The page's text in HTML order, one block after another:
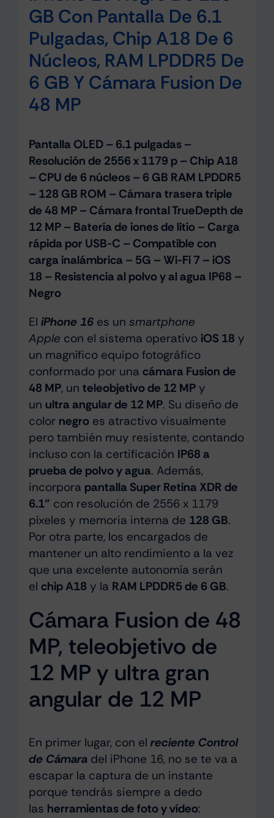
GB Con Pantalla De 6.1
Pulgadas, Chip A18 De 6
Núcleos, RAM LPDDR5 De
6 GB Y Cámara Fusion De
48 MP
Pantalla OLED – 6.1 pulgadas –
Resolución de 2556 x 1179 p – Chip A18
– CPU de 6 núcleos – 6 GB RAM LPDDR5
– 128 GB ROM – Cámara trasera triple
de 48 MP – Cámara frontal TrueDepth de
12 MP – Batería de iones de litio – Carga
rápida por USB-C – Compatible con
carga inalámbrica – 5G – Wi-Fi 7 – iOS
18 – Resistencia al polvo y al agua IP68 –
Negro
El iPhone 16es un smartphone
Apple con el sistema operativo iOS 18 y
un magnífico equipo fotográfico
conformado por una cámara Fusion de
48 MP, un teleobjetivo de 12 MPy
un ultra angular de 12 MP. Su diseño de
color negroes atractivo visualmente
pero también muy resistente, contando
incluso con la certificación IP68 a
prueba de polvo y agua. Además,
incorpora pantalla Super Retina XDR de
6.1” con resolución de 2556 x 1179
píxeles y memoria interna de 128 GB.
Por otra parte, los encargados de
mantener un alto rendimiento a la vez
que una excelente autonomía serán
el chip A18 y la RAM LPDDR5 de 6 GB.
Cámara Fusion de 48
MP, teleobjetivo de
12 MP y ultra gran
angular de 12 MP
En primer lugar, con el reciente Control
de Cámaradel iPhone 16, no se te va a
escapar la captura de un instante
porque tendrás siempre a dedo
las herramientas de foto y vídeo: